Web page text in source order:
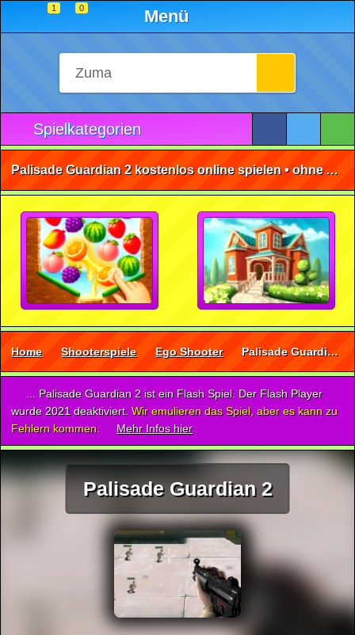
1 0 Menü
Spielkategorien
Palisade Guardian 2 kostenlos online spielen • ohne Anmeldung 🕹️
Home Shooterspiele Ego Shooter Palisade Guardian 2
... Palisade Guardian 2 ist ein Flash Spiel. Der Flash Player
wurde 2021 deaktiviert. Wir emulieren das Spiel, aber es kann zu
Fehlern kommen.
Mehr Infos hier
Palisade Guardian 2